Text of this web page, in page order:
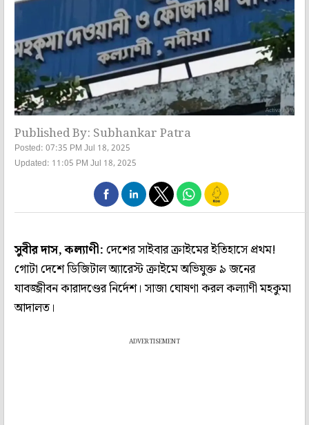
Published By: Subhankar Patra
Posted: 07:35 PM Jul 18, 2025
Updated: 11:05 PM Jul 18, 2025
সুবীর দাস, কল্যাণী:দেশের সাইবার ক্রাইমের ইতিহাসে প্রথম!
গোটা দেশে ডিজিটাল অ্যারেস্ট ক্রাইমে অভিযুক্ত ৯ জনের
যাবজ্জীবন কারাদণ্ডের নির্দেশ। সাজা ঘোষণা করল কল্যাণী মহকুমা
আদালত।
ADVERTISEMENT